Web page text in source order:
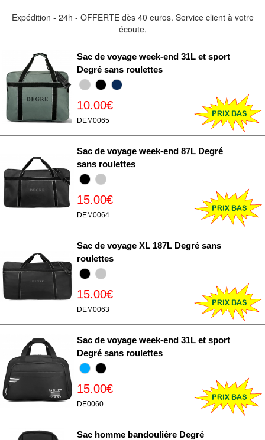
Expédition - 24h - OFFERTE dès 40 euros. Service client à votre
écoute.
Sac de voyage week-end 31L et sport
Degré sans roulettes
10.00€
DEM0065
Sac de voyage week-end 87L Degré
sans roulettes
15.00€
DEM0064
Sac de voyage XL 187L Degré sans
roulettes
15.00€
DEM0063
Sac de voyage week-end 31L et sport
Degré sans roulettes
15.00€
DE0060
Sac homme bandoulière Degré